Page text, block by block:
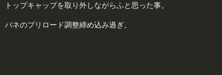
トップキャップを取り外しながらふと思った事。
バネのプリロード調整締め込み過ぎ。